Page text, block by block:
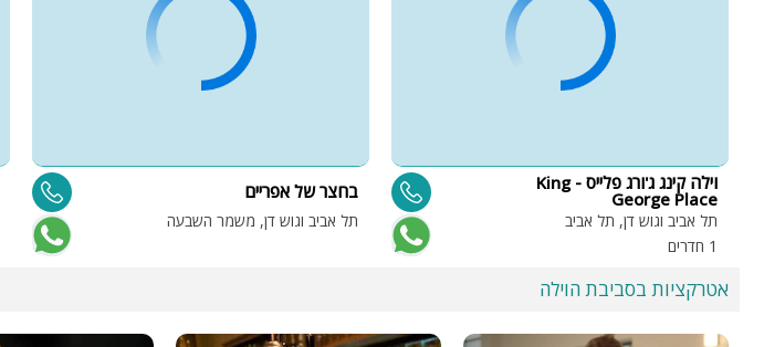
וילה קינג ג'ורג פלייס - King
George Place
תל אביב וגוש דן, תל אביב
1 חדרים
בחצר של אפריים
תל אביב וגוש דן, משמר השבעה
אטרקציות בסביבת הוילה